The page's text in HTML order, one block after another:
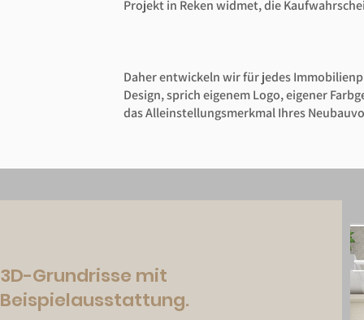
Projekt in Reken widmet, die
Daher entwickeln wir für jedes
Design, sprich eigenem Logo, eigener
das Alleinstellungsmerkmal Ihres
3D-Grundrisse mit
Beispielausstattung.